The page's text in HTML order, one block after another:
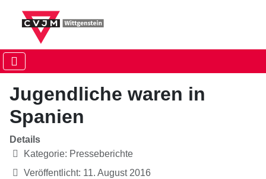
Jugendliche waren in
Spanien
Details
Kategorie: Presseberichte
Veröffentlicht: 11. August 2016